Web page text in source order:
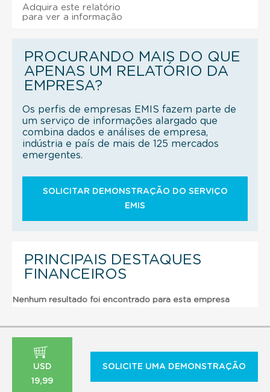
Adquira este relatório
para ver a informação
PROCURANDO MAIS DO QUE
APENAS UM RELATÓRIO DA
EMPRESA?
Os perfis de empresas EMIS fazem parte de
um serviço de informações alargado que
combina dados e análises de empresa,
indústria e país de mais de 125 mercados
emergentes.
SOLICITAR DEMONSTRAÇÃO DO SERVIÇO
EMIS
PRINCIPAIS DESTAQUES
FINANCEIROS
Nenhum resultado foi encontrado para esta empresa
USD
19,99
SOLICITE UMA DEMONSTRAÇÃO